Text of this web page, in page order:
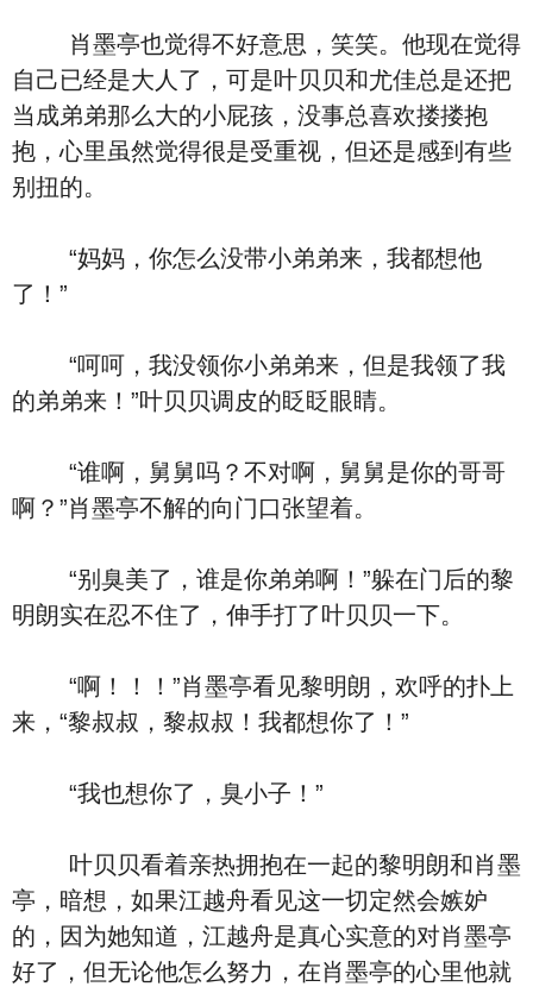
肖墨亭也觉得不好意思，笑笑。他现在觉得
自己已经是大人了，可是叶贝贝和尤佳总是还把
当成弟弟那么大的小屁孩，没事总喜欢搂搂抱
抱，心里虽然觉得很是受重视，但还是感到有些
别扭的。
“妈妈，你怎么没带小弟弟来，我都想他
了！”
“呵呵，我没领你小弟弟来，但是我领了我
的弟弟来！”叶贝贝调皮的眨眨眼睛。
“谁啊，舅舅吗？不对啊，舅舅是你的哥哥
啊？”肖墨亭不解的向门口张望着。
“别臭美了，谁是你弟弟啊！”躲在门后的黎
明朗实在忍不住了，伸手打了叶贝贝一下。
“啊！！！”肖墨亭看见黎明朗，欢呼的扑上
来，“黎叔叔，黎叔叔！我都想你了！”
“我也想你了，臭小子！”
叶贝贝看着亲热拥抱在一起的黎明朗和肖墨
亭，暗想，如果江越舟看见这一切定然会嫉妒
的，因为她知道，江越舟是真心实意的对肖墨亭
好了，但无论他怎么努力，在肖墨亭的心里他就